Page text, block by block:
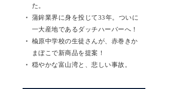
た。
蒲鉾業界に身を投じて33年。ついに
一大産地であるダッチハーバーへ！
楡原中学校の生徒さんが、赤巻きか
まぼこで新商品を提案！
穏やかな富山湾と、悲しい事故。